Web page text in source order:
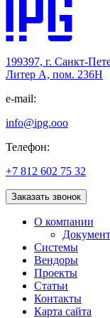
199397, г. Санкт-
Литер А, пом. 236Н
e-mail:
info@ipg.ooo
Телефон:
+7 812 602 75 32
Заказать звонок
О компании
Системы
Вендоры
Проекты
Статьи
Контакты
Карта сайта